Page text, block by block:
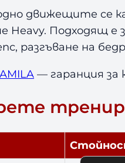
движещите се
Heavy. Подходящ
разгъване на
AMILA — гаранция за